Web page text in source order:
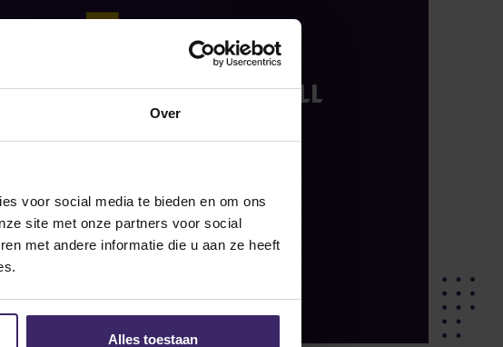
Over
voor social media te bieden en om ons
site met onze partners voor social
met andere informatie die u aan ze heeft
Alles toestaan
26
Zoë Zwanepol will
leave The
Netherlands